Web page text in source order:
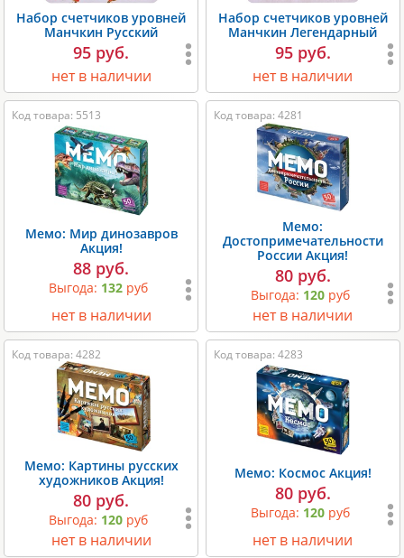
Набор счетчиков уровней
Манчкин Русский
95 руб.
нет в наличии
Набор счетчиков уровней
Манчкин Легендарный
95 руб.
нет в наличии
Код товара: 5513
Мемо: Мир динозавров
Акция!
88 руб.
Выгода: 132 руб
нет в наличии
Код товара: 4281
Мемо:
Достопримечательности
России Акция!
80 руб.
Выгода: 120руб
нет в наличии
Код товара: 4282
Мемо: Картины русских
художников Акция!
80 руб.
Выгода: 120 руб
нет в наличии
Код товара: 4283
Мемо: Космос Акция!
80 руб.
Выгода: 120руб
нет в наличии